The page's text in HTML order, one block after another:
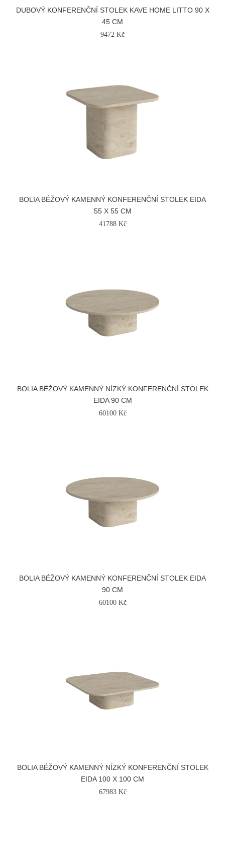
DUBOVÝ KONFERENČNÍ STOLEK KAVE HOME LITTO 90 X
45 CM
9472 Kč
BOLIA BÉŽOVÝ KAMENNÝ KONFERENČNÍ STOLEK EIDA
55 X 55 CM
41788 Kč
BOLIA BÉŽOVÝ KAMENNÝ NÍZKÝ KONFERENČNÍ STOLEK
EIDA 90 CM
60100 Kč
BOLIA BÉŽOVÝ KAMENNÝ KONFERENČNÍ STOLEK EIDA
90 CM
60100 Kč
BOLIA BÉŽOVÝ KAMENNÝ NÍZKÝ KONFERENČNÍ STOLEK
EIDA 100 X 100 CM
67983 Kč